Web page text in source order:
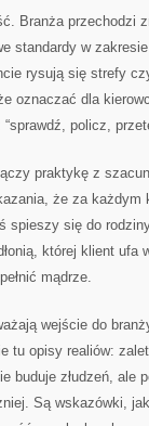
Branża przechodzi
standardy w
rysują się strefy
oznaczać dla
policz,
praktykę z
że za każdym
spieszy się do
której klient ufa
mądrze.
wejście do
tu opisy realiów:
buduje złudzeń, ale
Są wskazówki,